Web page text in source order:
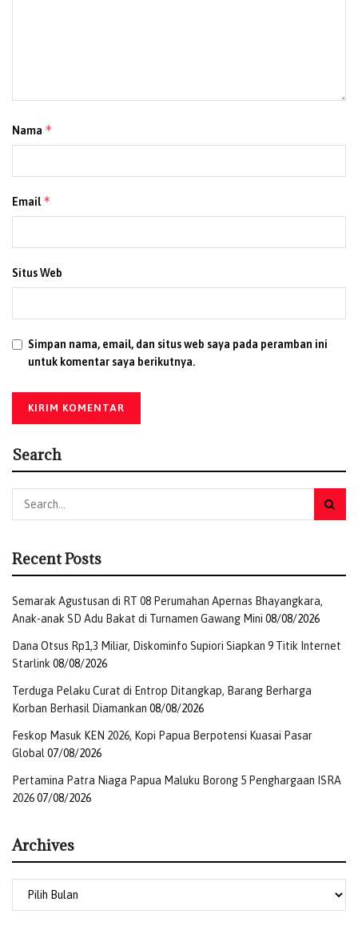
Nama *
Email*
Situs Web
Simpan nama, email, dan situs web saya pada peramban ini
untuk komentar saya berikutnya.
Search
Recent Posts
Semarak Agustusan di RT 08 Perumahan Apernas Bhayangkara,
Anak-anak SD Adu Bakat di Turnamen Gawang Mini 08/08/2026
Dana Otsus Rp1,3 Miliar, Diskominfo Supiori Siapkan 9 Titik Internet
Starlink 08/08/2026
Terduga Pelaku Curat di Entrop Ditangkap, Barang Berharga
Korban Berhasil Diamankan 08/08/2026
Feskop Masuk KEN 2026, Kopi Papua Berpotensi Kuasai Pasar
Global 07/08/2026
Pertamina Patra Niaga Papua Maluku Borong 5 Penghargaan ISRA
202607/08/2026
Archives